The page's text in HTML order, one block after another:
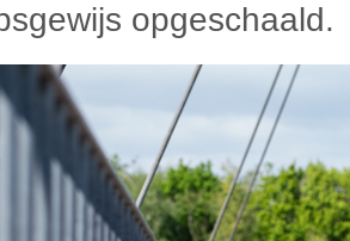
opgeschaald.